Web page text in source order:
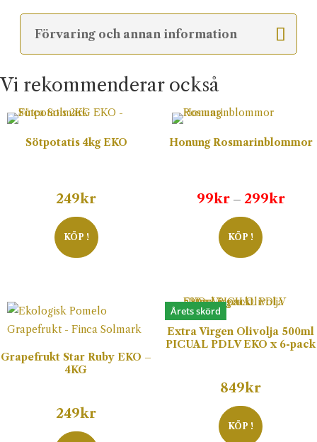
Förvaring och annan information
Vi rekommenderar också
Sötpotatis 4kg EKO
249kr
KÖP !
Honung Rosmarinblommor
99kr – 299kr
KÖP !
Grapefrukt Star Ruby EKO –
4KG
249kr
Årets skörd
Extra Virgen Olivolja 500ml
PICUAL PDLV EKO x 6-pack
849kr
KÖP !